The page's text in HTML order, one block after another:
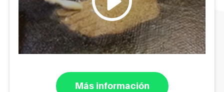
Más información